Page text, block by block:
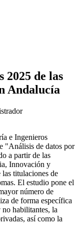
2025 de las
Andalucía
e Ingenieros
"Análisis de datos por
a partir de las
Innovación y
titulaciones de
El estudio pone el
número de
de forma específica
habilitantes, la
así como la